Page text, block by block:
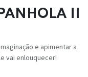
II
e apimentar a
vai enlouquecer!